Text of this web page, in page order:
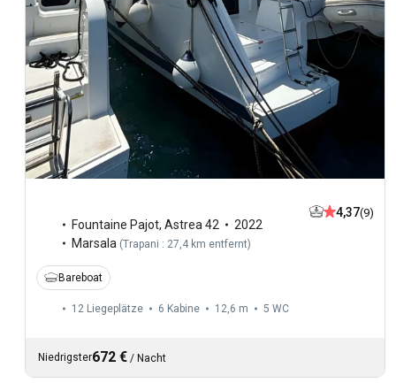
Fountaine Pajot, Astrea 42
2022
Marsala (Trapani : 27,4 km entfernt)
4,37(9)
Bareboat
12 Liegeplätze 6 Kabine 12,6 m 5 WC
Niedrigster672 € / Nacht